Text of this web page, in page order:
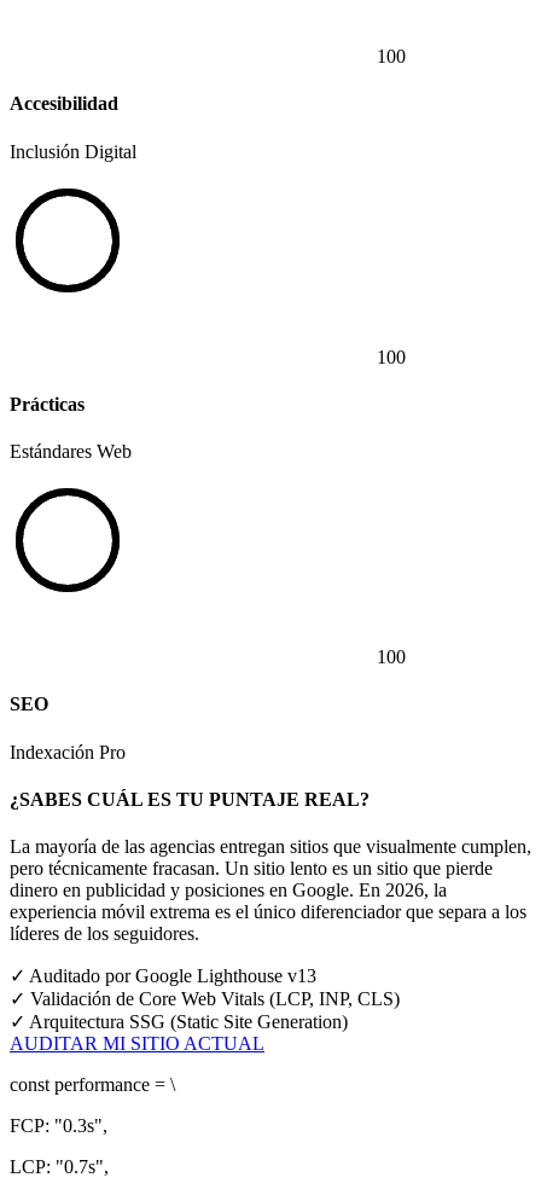
100
Accesibilidad
Inclusión Digital
100
Prácticas
Estándares Web
100
SEO
Indexación Pro
¿SABES CUÁL ES TU PUNTAJE REAL?
La mayoría de las agencias entregan sitios que visualmente cumplen,
pero técnicamente fracasan. Un sitio lento es un sitio que pierde
dinero en publicidad y posiciones en Google. En 2026, la
experiencia móvil extrema es el único diferenciador que separa a los
líderes de los seguidores.
✓ Auditado por Google Lighthouse v13
✓ Validación de Core Web Vitals (LCP, INP, CLS)
✓ Arquitectura SSG (Static Site Generation)
AUDITAR MI SITIO ACTUAL
const performance = \
FCP: "0.3s",
LCP: "0.7s",